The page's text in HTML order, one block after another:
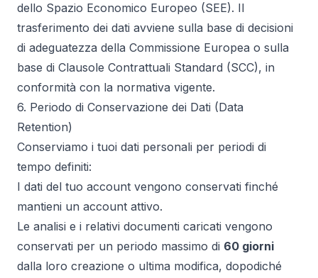
dello Spazio Economico Europeo (SEE). Il
trasferimento dei dati avviene sulla base di decisioni
di adeguatezza della Commissione Europea o sulla
base di Clausole Contrattuali Standard (SCC), in
conformità con la normativa vigente.
6. Periodo di Conservazione dei Dati (Data
Retention)
Conserviamo i tuoi dati personali per periodi di
tempo definiti:
I dati del tuo account vengono conservati finché
mantieni un account attivo.
Le analisi e i relativi documenti caricati vengono
conservati per un periodo massimo di 60 giorni
dalla loro creazione o ultima modifica, dopodiché